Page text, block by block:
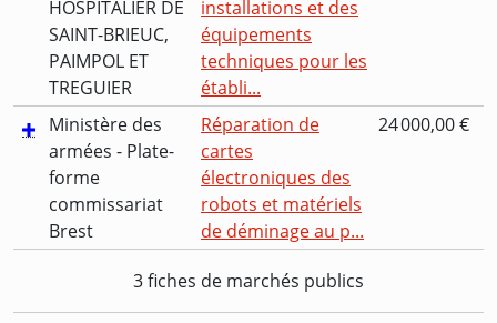
HOSPITALIER DE
SAINT-BRIEUC,
PAIMPOL ET
TREGUIER
installations et des
équipements
techniques pour les
établi...
Ministère des
armées - Plate-
forme
commissariat
Brest
Réparation de
cartes
électroniques des
robots et matériels
de déminage au p...
24 000,00 €
3 fiches de marchés publics